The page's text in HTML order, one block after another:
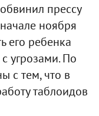
прессу
ноября
его ребенка
угрозами. По
с тем, что в
таблоидов